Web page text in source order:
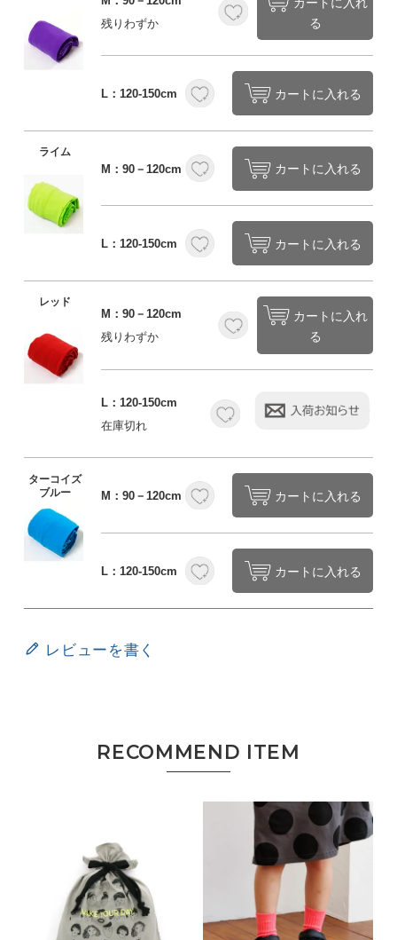
残りわずか
る
L：120-150cm カートに入れる
ライム
M：90－120cm
カートに入れる
L：120-150cm カートに入れる
レッド
M：90－120cm
残りわずか
カートに入れ
る
L：120-150cm
在庫切れ
ターコイズ
ブルー
M：90－120cm カートに入れる
L：120-150cm カートに入れる
レビューを書く